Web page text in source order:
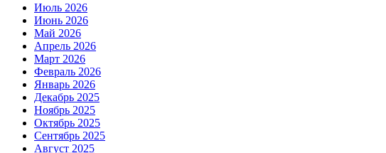
Июль 2026
Июнь 2026
Май 2026
Апрель 2026
Март 2026
Февраль 2026
Январь 2026
Декабрь 2025
Ноябрь 2025
Октябрь 2025
Сентябрь 2025
Август 2025